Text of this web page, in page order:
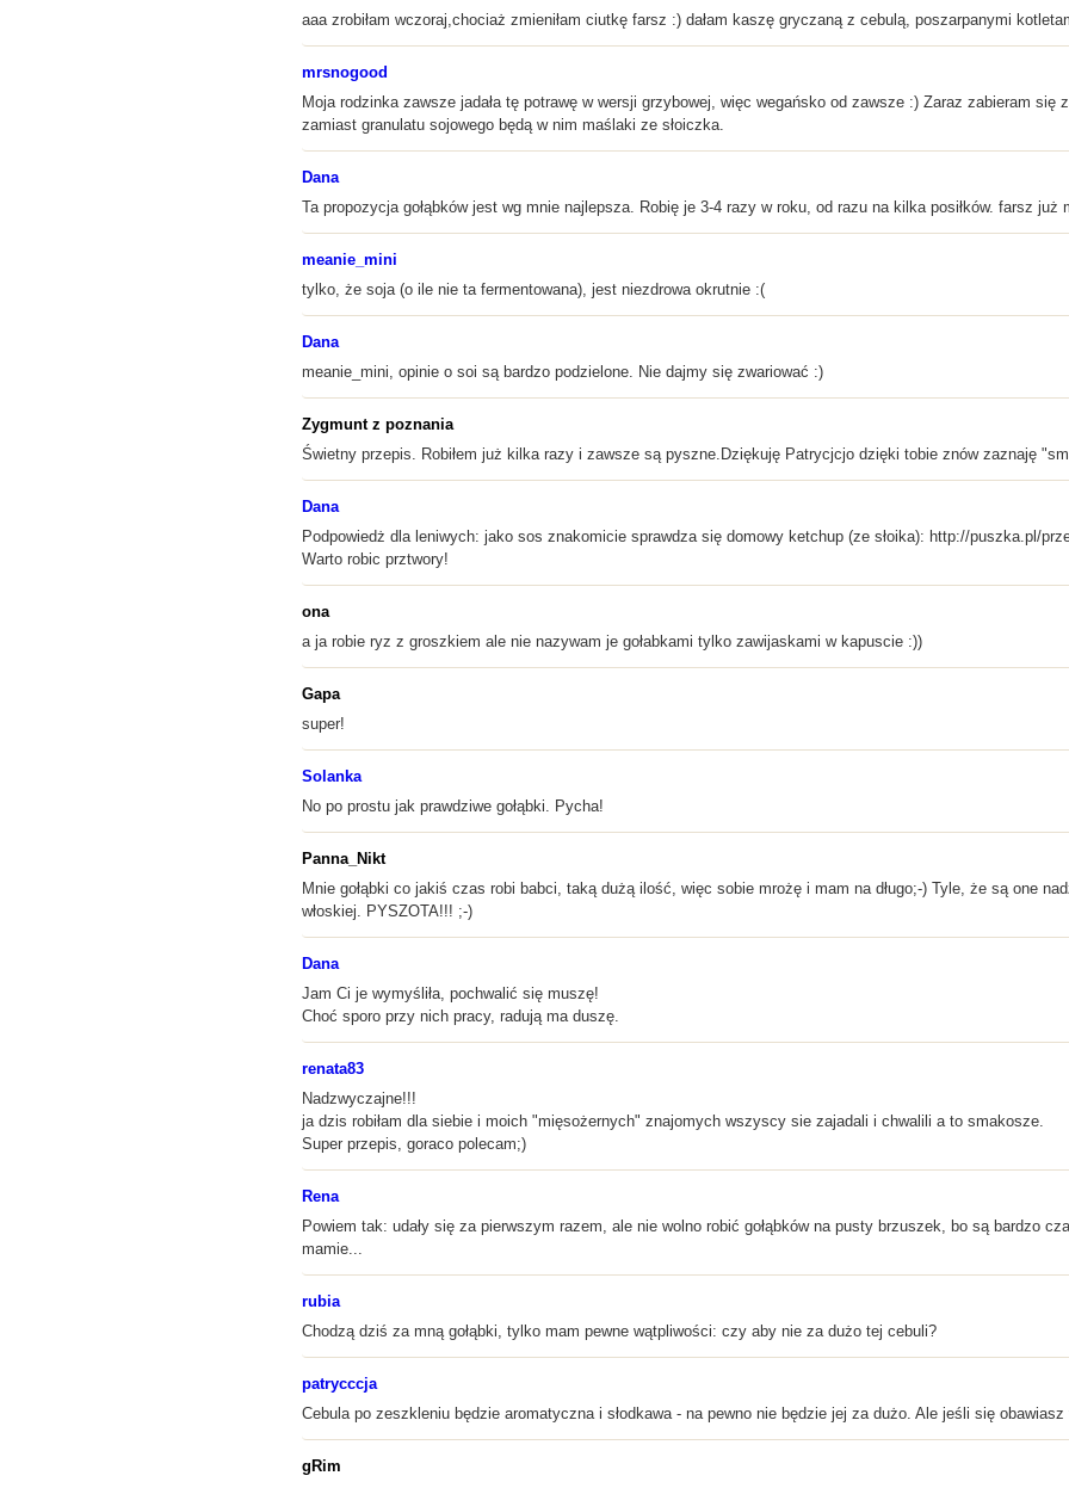
aaa zrobiłam wczoraj,chociaż zmieniłam ciutkę farsz :) dałam kaszę gryczaną z cebulą, poszarpanymi
mrsnogood
Moja rodzinka zawsze jadała tę potrawę w wersji grzybowej, więc wegańsko od zawsze :) Zaraz zabieram się
zamiast granulatu sojowego będą w nim maślaki ze słoiczka.
Dana
Ta propozycja gołąbków jest wg mnie najlepsza. Robię je 3-4 razy w roku, od razu na kilka posiłków. farsz
meanie_mini
tylko, że soja (o ile nie ta fermentowana), jest niezdrowa okrutnie :(
Dana
meanie_mini, opinie o soi są bardzo podzielone. Nie dajmy się zwariować :)
Zygmunt z poznania
Świetny przepis. Robiłem już kilka razy i zawsze są pyszne.Dziękuję Patrycjcjo dzięki tobie znów zaznaję
Dana
Podpowiedż dla leniwych: jako sos znakomicie sprawdza się domowy ketchup (ze słoika): http://puszka.pl/
Warto robic prztwory!
ona
a ja robie ryz z groszkiem ale nie nazywam je gołabkami tylko zawijaskami w kapuscie :))
Gapa
super!
Solanka
No po prostu jak prawdziwe gołąbki. Pycha!
Panna_Nikt
Mnie gołąbki co jakiś czas robi babci, taką dużą ilość, więc sobie mrożę i mam na długo;-) Tyle, że są one
włoskiej. PYSZOTA!!! ;-)
Dana
Jam Ci je wymyśliła, pochwalić się muszę!
Choć sporo przy nich pracy, radują ma duszę.
renata83
Nadzwyczajne!!!
ja dzis robiłam dla siebie i moich "mięsożernych" znajomych wszyscy sie zajadali i chwalili a to smakosze.
Super przepis, goraco polecam;)
Rena
Powiem tak: udały się za pierwszym razem, ale nie wolno robić gołąbków na pusty brzuszek, bo są bardzo
mamie...
rubia
Chodzą dziś za mną gołąbki, tylko mam pewne wątpliwości: czy aby nie za dużo tej cebuli?
patrycccja
Cebula po zeszkleniu będzie aromatyczna i słodkawa - na pewno nie będzie jej za dużo. Ale jeśli się
gRim